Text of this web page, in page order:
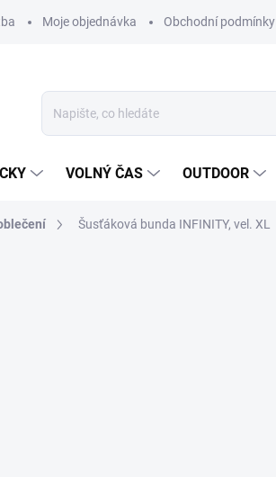
Moje objednávka Obchodní podmínky
VOLNÝ ČAS OUTDOOR
Šusťáková bunda INFINITY, vel. XL